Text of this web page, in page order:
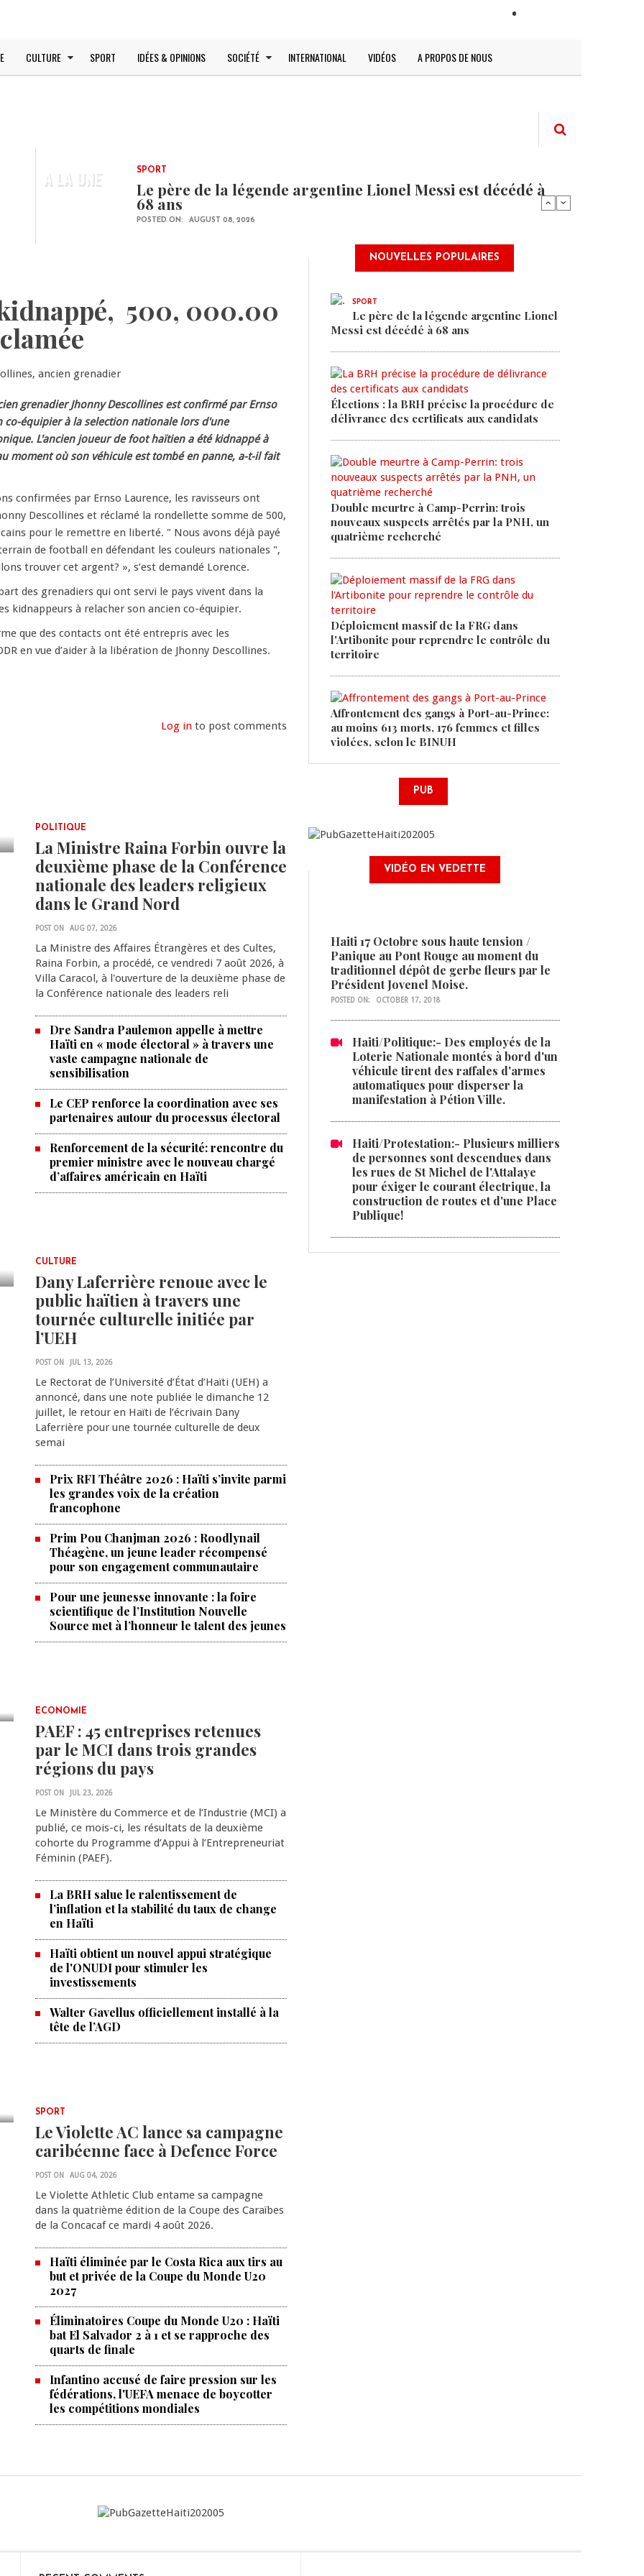
CULTURE SPORT IDÉES & OPINIONS SOCIÉTÉ INTERNATIONAL VIDÉOS A PROPOS DE NOUS
A LA UNE SPORT
Le père de la légende argentine Lionel Messi est décédé à
68 ans
POSTED ON: AUGUST 08, 2026
500, 000.00
grenadier Jhonny Descollines est confirmé par Ernso
co-équipier à la selection nationale lors d'une
L'ancien joueur de foot haïtien a été kidnappé à
moment où son véhicule est tombé en panne, a-t-il fait
confirmées par Ernso Laurence, les ravisseurs ont
Descollines et réclamé la rondellette somme de 500,
pour le remettre en liberté. " Nous avons déjà payé
de football en défendant les couleurs nationales ",
trouver cet argent? », s’est demandé Lorence.
des grenadiers qui ont servi le pays vivent dans la
kidnappeurs à relacher son ancien co-équipier.
que des contacts ont été entrepris avec les
en vue d’aider à la libération de Jhonny Descollines.
Log in to post comments
POLITIQUE
La Ministre Raina Forbin ouvre la
deuxième phase de la Conférence
nationale des leaders religieux
dans le Grand Nord
POST ON AUG 07, 2026
La Ministre des Affaires Étrangères et des Cultes,
Raina Forbin, a procédé, ce vendredi 7 août 2026, à
Villa Caracol, à l'ouverture de la deuxième phase de
la Conférence nationale des leaders reli
Dre Sandra Paulemon appelle à mettre
Haïti en « mode électoral » à travers une
vaste campagne nationale de
sensibilisation
Le CEP renforce la coordination avec ses
partenaires autour du processus électoral
Renforcement de la sécurité: rencontre du
premier ministre avec le nouveau chargé
d’affaires américain en Haïti
CULTURE
Dany Laferrière renoue avec le
public haïtien à travers une
tournée culturelle initiée par
l’UEH
POST ON JUL 13, 2026
Le Rectorat de l’Université d’État d’Haïti (UEH) a
annoncé, dans une note publiée le dimanche 12
juillet, le retour en Haïti de l’écrivain Dany
Laferrière pour une tournée culturelle de deux
semai
Prix RFI Théâtre 2026 : Haïti s’invite parmi
les grandes voix de la création
francophone
Prim Pou Chanjman 2026 : Roodlynail
Théagène, un jeune leader récompensé
pour son engagement communautaire
Pour une jeunesse innovante : la foire
scientifique de l’Institution Nouvelle
Source met à l’honneur le talent des jeunes
ECONOMIE
PAEF : 45 entreprises retenues
par le MCI dans trois grandes
régions du pays
POST ON JUL 23, 2026
Le Ministère du Commerce et de l’Industrie (MCI) a
publié, ce mois-ci, les résultats de la deuxième
cohorte du Programme d’Appui à l’Entrepreneuriat
Féminin (PAEF).
La BRH salue le ralentissement de
l’inflation et la stabilité du taux de change
en Haïti
Haïti obtient un nouvel appui stratégique
de l'ONUDI pour stimuler les
investissements
Walter Gavellus officiellement installé à la
tête de l’AGD
SPORT
Le Violette AC lance sa campagne
caribéenne face à Defence Force
POST ON AUG 04, 2026
Le Violette Athletic Club entame sa campagne
dans la quatrième édition de la Coupe des Caraïbes
de la Concacaf ce mardi 4 août 2026.
Haïti éliminée par le Costa Rica aux tirs au
but et privée de la Coupe du Monde U20
2027
Éliminatoires Coupe du Monde U20 : Haïti
bat El Salvador 2 à 1 et se rapproche des
quarts de finale
Infantino accusé de faire pression sur les
fédérations, l'UEFA menace de boycotter
les compétitions mondiales
NOUVELLES POPULAIRES
SPORT
Le père de la légende argentine Lionel
Messi est décédé à 68 ans
Élections : la BRH précise la procédure de
délivrance des certificats aux candidats
Double meurtre à Camp-Perrin: trois
nouveaux suspects arrêtés par la PNH, un
quatrième recherché
Déploiement massif de la FRG dans
l'Artibonite pour reprendre le contrôle du
territoire
Affrontement des gangs à Port-au-Prince:
au moins 613 morts, 176 femmes et filles
violées, selon le BINUH
PUB
VIDÉO EN VEDETTE
Haiti 17 Octobre sous haute tension /
Panique au Pont Rouge au moment du
traditionnel dépôt de gerbe fleurs par le
Président Jovenel Moise.
POSTED ON: OCTOBER 17, 2018
Haiti/Politique:- Des employés de la
Loterie Nationale montés à bord d'un
véhicule tirent des raffales d'armes
automatiques pour disperser la
manifestation à Pétion Ville.
Haiti/Protestation:- Plusieurs milliers
de personnes sont descendues dans
les rues de St Michel de l'Attalaye
pour éxiger le courant électrique, la
construction de routes et d'une Place
Publique!